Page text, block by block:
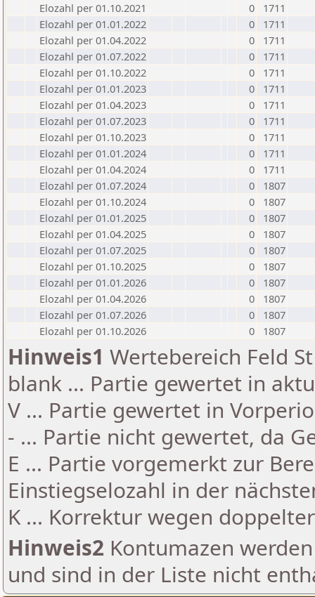
Elozahl per 01.10.2021
0
1711
Elozahl per 01.01.2022
0
1711
Elozahl per 01.04.2022
0
1711
Elozahl per 01.07.2022
0
1711
Elozahl per 01.10.2022
0
1711
Elozahl per 01.01.2023
0
1711
Elozahl per 01.04.2023
0
1711
Elozahl per 01.07.2023
0
1711
Elozahl per 01.10.2023
0
1711
Elozahl per 01.01.2024
0
1711
Elozahl per 01.04.2024
0
1711
Elozahl per 01.07.2024
0
1807
Elozahl per 01.10.2024
0
1807
Elozahl per 01.01.2025
0
1807
Elozahl per 01.04.2025
0
1807
Elozahl per 01.07.2025
0
1807
Elozahl per 01.10.2025
0
1807
Elozahl per 01.01.2026
0
1807
Elozahl per 01.04.2026
0
1807
Elozahl per 01.07.2026
0
1807
Elozahl per 01.10.2026
0 1807
Hinweis1 Wertebereich Feld
blank ... Partie gewertet in
V ... Partie gewertet in
- ... Partie nicht gewertet, da
E ... Partie vorgemerkt zur
Einstiegselozahl in der
K ... Korrektur wegen
Hinweis2 Kontumazen
und sind in der Liste nicht